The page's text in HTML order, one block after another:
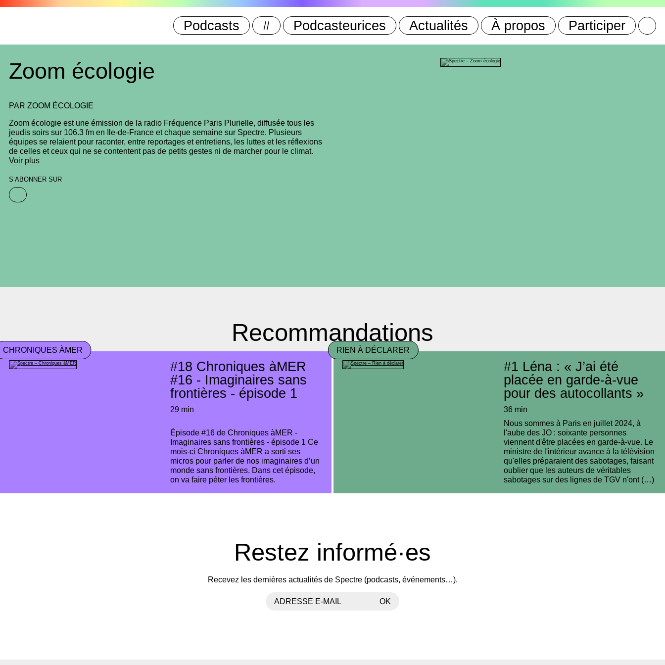
Podcasts # Podcasteurices Actualités À propos Participer
Zoom écologie
PAR ZOOM ÉCOLOGIE
Zoom écologie est une émission de la radio Fréquence Paris Plurielle, diffusée tous les
jeudis soirs sur 106.3 fm en Ile-de-France et chaque semaine sur Spectre. Plusieurs
équipes se relaient pour raconter, entre reportages et entretiens, les luttes et les réflexions
de celles et ceux qui ne se contentent pas de petits gestes ni de marcher pour le climat.
Voir plus
S’ABONNER SUR
Recommandations
CHRONIQUES ÀMER
#18 Chroniques àMER
#16 - Imaginaires sans
frontières - épisode 1
29 min
Épisode #16 de Chroniques àMER -
Imaginaires sans frontières - épisode 1 Ce
mois-ci Chroniques àMER a sorti ses
micros pour parler de nos imaginaires d’un
monde sans frontières. Dans cet épisode,
on va faire péter les frontières.
RIEN À DÉCLARER
#1 Léna : « J’ai été
placée en garde-à-vue
pour des autocollants »
36 min
Nous sommes à Paris en juillet 2024, à
l'aube des JO : soixante personnes
viennent d'être placées en garde-à-vue. Le
ministre de l'intérieur avance à la télévision
qu'elles préparaient des sabotages, faisant
oublier que les auteurs de véritables
sabotages sur des lignes de TGV n'ont (…)
Restez informé·es
Recevez les dernières actualités de Spectre (podcasts, événements…).
ADRESSE E-MAIL OK